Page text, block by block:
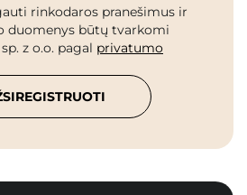
rinkodaros pranešimus ir
duomenys būtų tvarkomi
z o.o. pagal privatumo